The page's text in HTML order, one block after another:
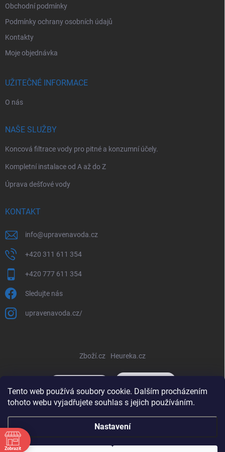
Tento web používá soubory cookie. Dalším procházením
tohoto webu vyjadřujete souhlas s jejich používáním.
Nastavení
Obchodní podmínky
Podmínky ochrany osobních údajů
Kontakty
Moje objednávka
UŽITEČNÉ INFORMACE
O nás
NAŠE SLUŽBY
Koncová filtrace vody pro pitné a konzumní účely.
Kompletní instalace od A až do Z
Úprava dešťové vody
KONTAKT
info@upravenavoda.cz
+420 311 611 354
+420 777 611 354
Sledujte nás
upravenavoda.cz/
Zboží.cz Heureka.cz
Vytvořil Shoptet
Upravit nastavení cookies
Zobrazit